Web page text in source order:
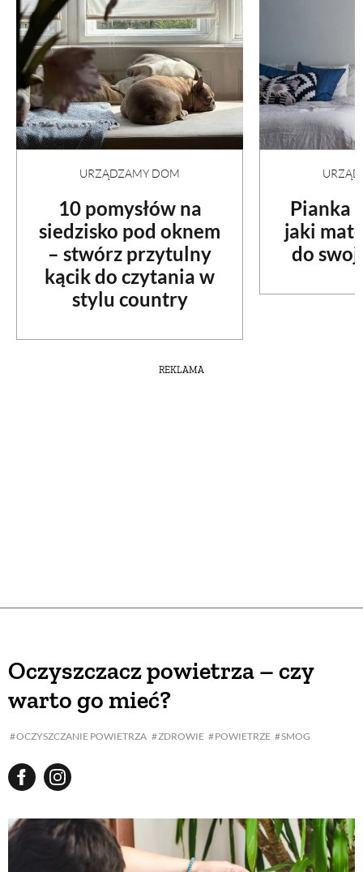
URZĄDZAMY DOM
10 pomysłów na
siedzisko pod oknem
– stwórz przytulny
kącik do czytania w
stylu country
Pianka
jaki
do
REKLAMA
Oczyszczacz powietrza – czy
warto go mieć?
OCZYSZCZANIE POWIETRZA ZDROWIE POWIETRZE SMOG